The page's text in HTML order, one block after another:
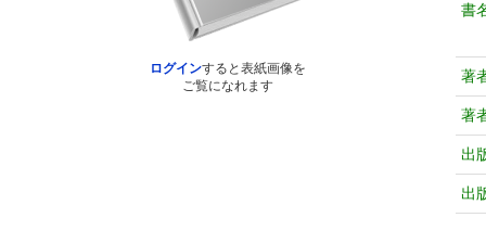
ログインすると表紙画像を
ご覧になれます
書
著
著
出
出